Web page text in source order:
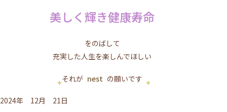
美しく輝き健康寿命
をのばして
充実した人生を楽しんでほしい
それが nest の願いです
2024年 12月 21日